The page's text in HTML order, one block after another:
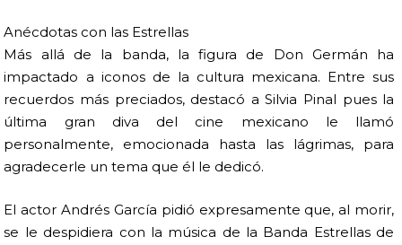
Anécdotas con las Estrellas
Más allá de la banda, la figura de Don Germán ha
impactado a iconos de la cultura mexicana. Entre sus
recuerdos más preciados, destacó a Silvia Pinal pues la
última gran diva del cine mexicano le llamó
personalmente, emocionada hasta las lágrimas, para
agradecerle un tema que él le dedicó.
El actor Andrés García pidió expresamente que, al morir,
se le despidiera con la música de la Banda Estrellas de